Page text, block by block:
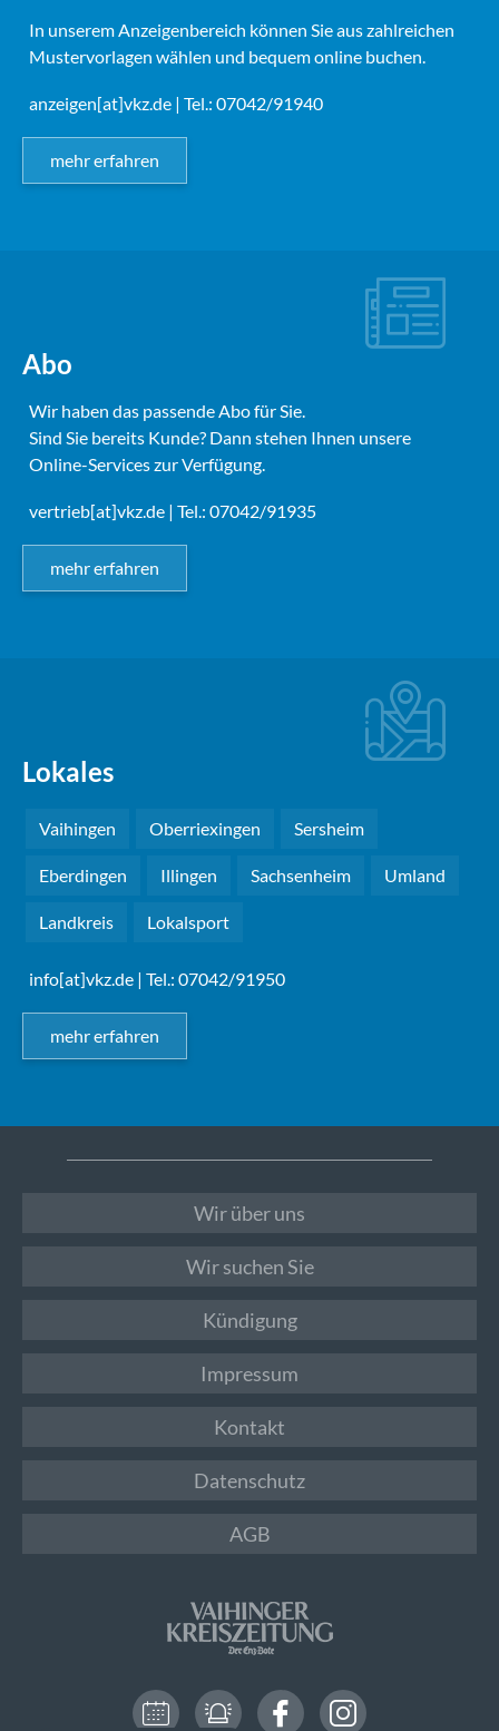
In unserem Anzeigenbereich können Sie aus zahlreichen
Mustervorlagen wählen und bequem online buchen.
anzeigen[at]vkz.de | Tel.: 07042/91940
mehr erfahren
Abo
Wir haben das passende Abo für Sie.
Sind Sie bereits Kunde? Dann stehen Ihnen unsere
Online-Services zur Verfügung.
vertrieb[at]vkz.de | Tel.: 07042/91935
mehr erfahren
Lokales
Vaihingen Oberriexingen Sersheim
Eberdingen Illingen Sachsenheim Umland
Landkreis Lokalsport
info[at]vkz.de | Tel.: 07042/91950
mehr erfahren
Wir über uns
Wir suchen Sie
Kündigung
Impressum
Kontakt
Datenschutz
AGB